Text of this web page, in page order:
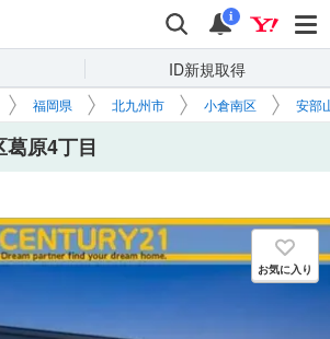
検索 通知
i
ID新規取得
福岡県 北九州市 小倉南区 安部
原4丁目
お気に入り